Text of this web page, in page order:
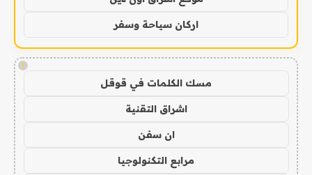
اركان سياحة وسفر
!
مسك الكلمات في قوقل
اشراق التقنية
ان سفن
مرابع التكنولوجيا